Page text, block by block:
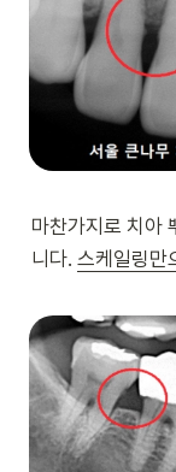
마찬가지로 치아
니다. 스케일링만